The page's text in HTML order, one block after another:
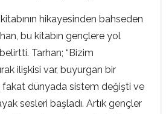
hikayesinden bahseden
bu kitabın gençlere yol
Tarhan; “Bizim
ilişkisi var, buyurgan bir
dünyada sistem değişti ve
sesleri başladı. Artık gençler